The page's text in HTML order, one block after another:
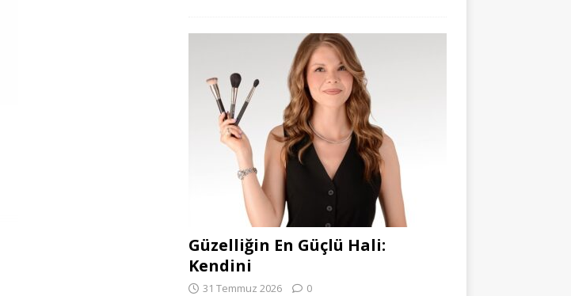
Güzelliğin En Güçlü Hali:
Kendini
31 Temmuz 2026 0